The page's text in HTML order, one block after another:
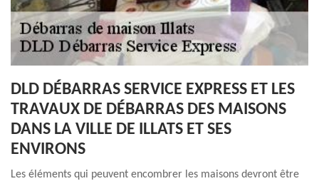
DLD DÉBARRAS SERVICE EXPRESS ET LES
TRAVAUX DE DÉBARRAS DES MAISONS
DANS LA VILLE DE ILLATS ET SES
ENVIRONS
Les éléments qui peuvent encombrer les maisons devront être